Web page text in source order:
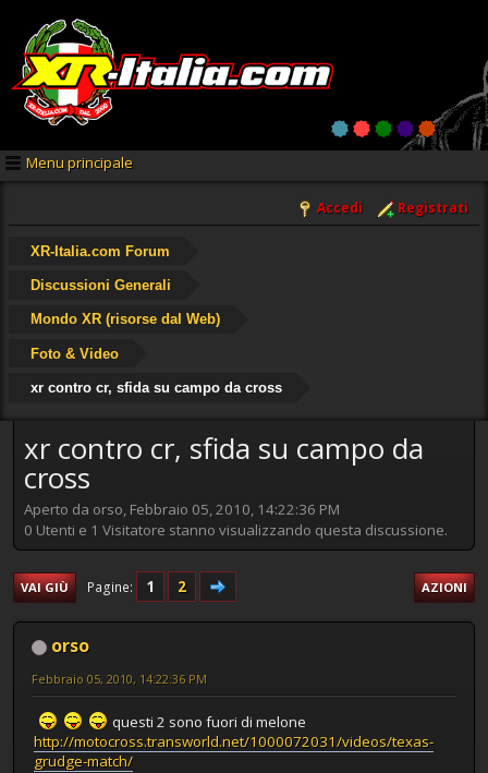
Menu principale
Accedi Registrati
XR-Italia.com Forum
Discussioni Generali
Mondo XR (risorse dal Web)
Foto & Video
xr contro cr, sfida su campo da cross
xr contro cr, sfida su campo da
cross
Aperto da orso, Febbraio 05, 2010, 14:22:36 PM
0 Utenti e 1 Visitatore stanno visualizzando questa discussione.
VAI GIÙ Pagine 1 2 AZIONI
orso
Febbraio 05, 2010, 14:22:36 PM
questi 2 sono fuori di melone
http://motocross.transworld.net/1000072031/videos/texas-
grudge-match/